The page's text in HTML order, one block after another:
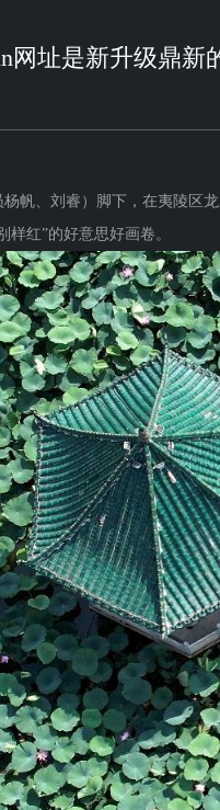
网址是新升级鼎新
帆、刘睿）脚下，在夷陵区
样红”的好意思好画卷。